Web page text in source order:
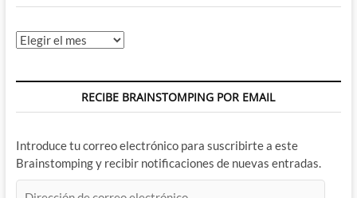
Archivos
RECIBE BRAINSTOMPING POR EMAIL
Introduce tu correo electrónico para suscribirte a este
Brainstomping y recibir notificaciones de nuevas entradas.